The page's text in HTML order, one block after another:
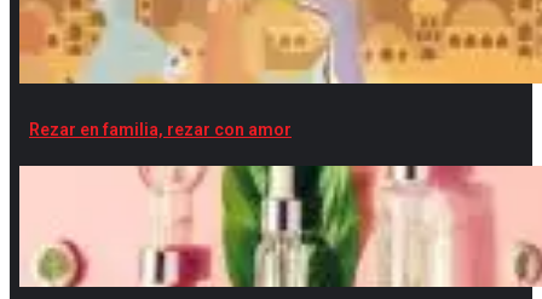
Rezar en familia, rezar con amor